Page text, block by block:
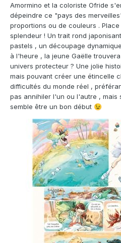
Amormino et la coloriste Ofride
dépeindre ce "pays des
proportions ou de couleurs .
splendeur ! Un trait rond
pastels , un découpage
à l'heure , la jeune Gaëlle
univers protecteur ? Une jolie
mais pouvant créer une étincelle
difficultés du monde réel ,
pas annihiler l'un ou l'autre , mais
semble être un bon début 😉